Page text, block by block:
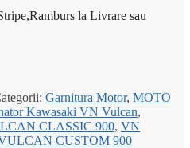
la Livrare sau
Garnitura Motor, MOTO
Kawasaki VN Vulcan,
CLASSIC 900, VN
CUSTOM 900